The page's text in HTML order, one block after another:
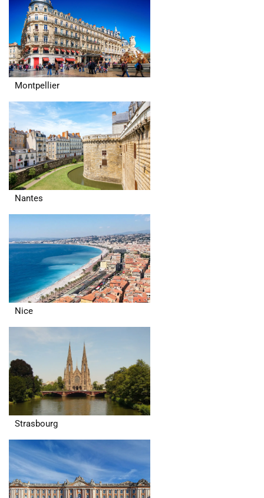
Montpellier
Nantes
Nice
Strasbourg